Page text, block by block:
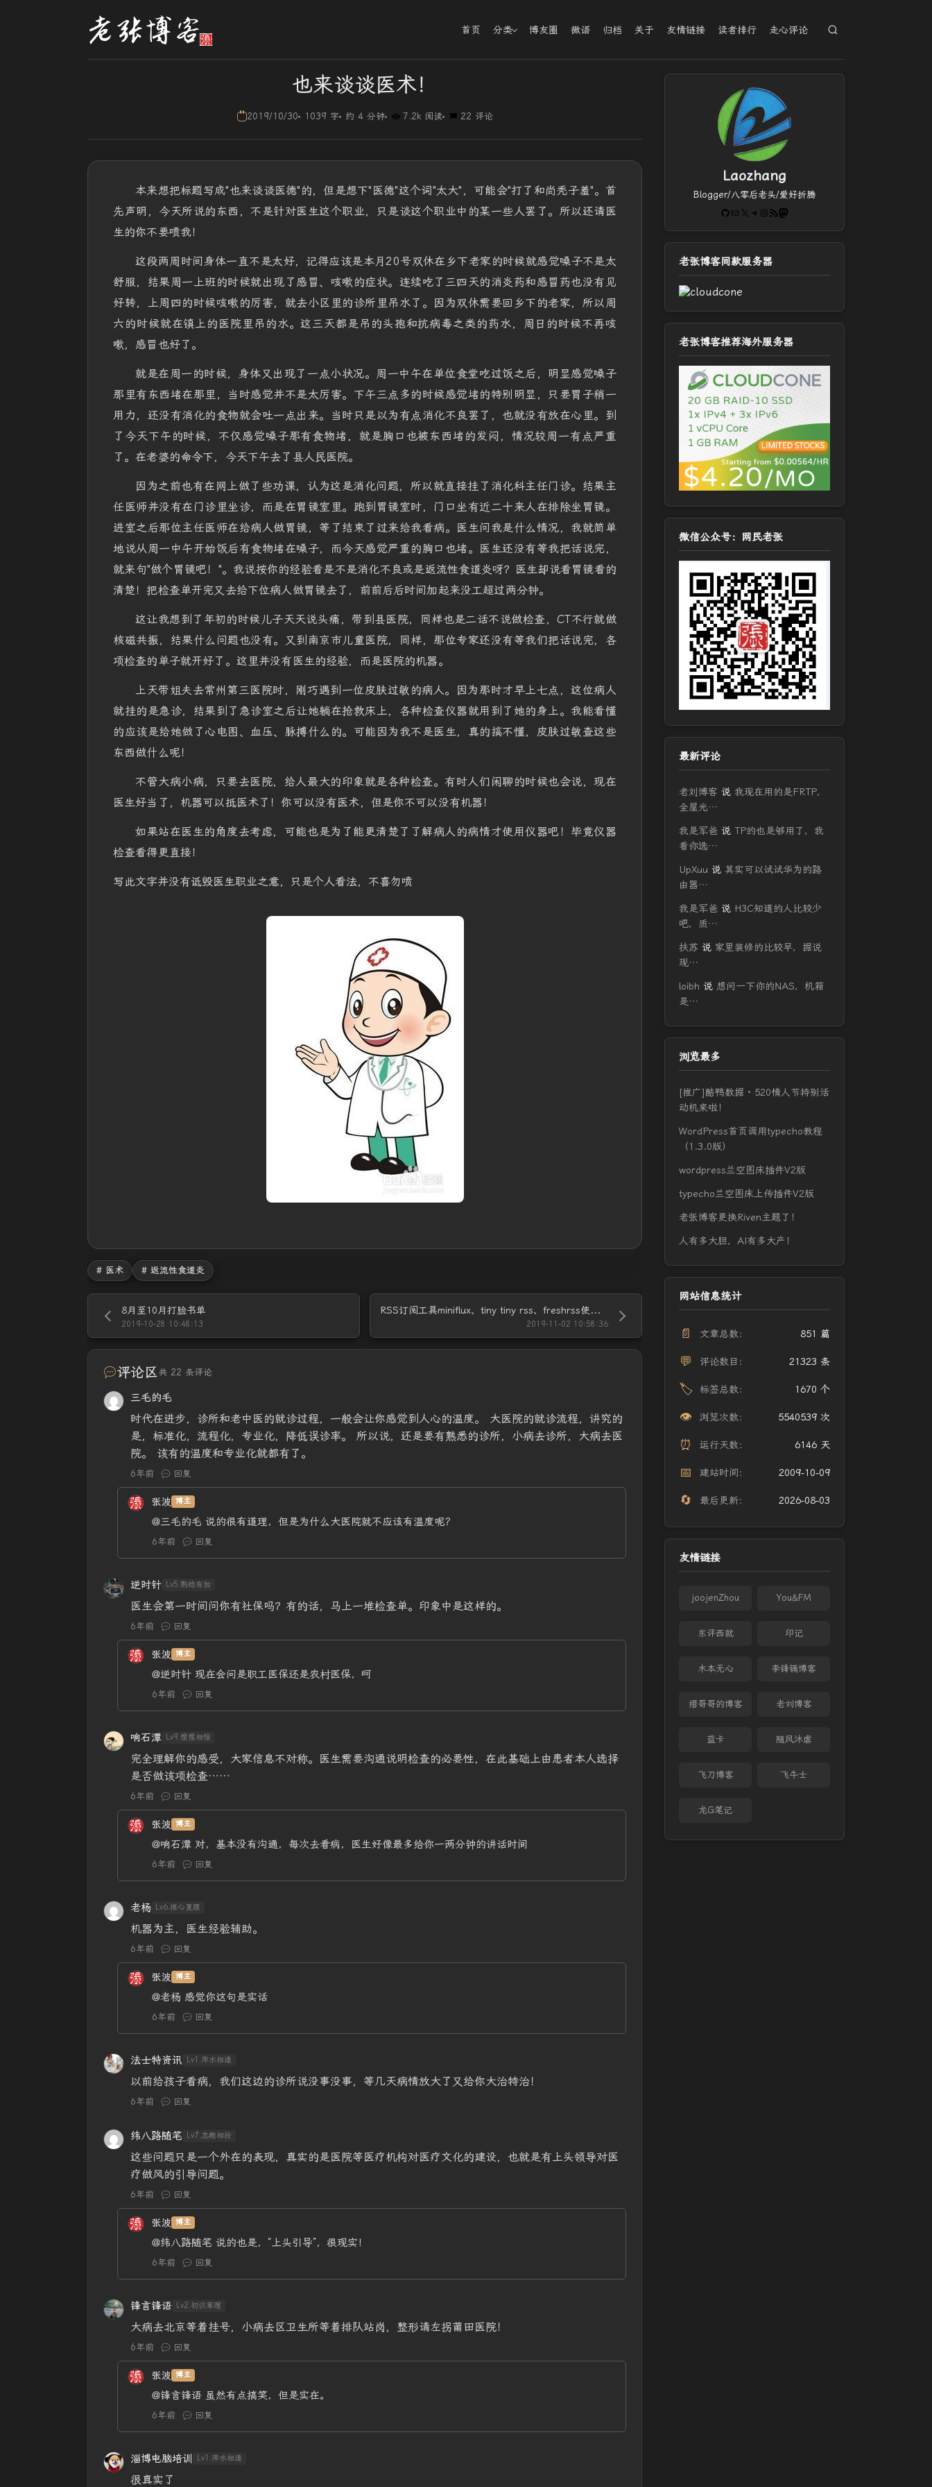
首页 分类 博友圈 微语 归档 关于 友情链接 读者排行 走心评论
也来谈谈医术！
2019/10/30 1039 字 约 4 分钟 7.2k 阅读 22 评论
本来想把标题写成"也来谈谈医德"的，但是想下"医德"这个词"太大"，可能会"打了和尚秃子羞"。首
先声明，今天所说的东西，不是针对医生这个职业，只是谈这个职业中的某一些人罢了。所以还请医
生的你不要喷我！
这段两周时间身体一直不是太好，记得应该是本月20号双休在乡下老家的时候就感觉嗓子不是太
舒服，结果周一上班的时候就出现了感冒、咳嗽的症状。连续吃了三四天的消炎药和感冒药也没有见
好转，上周四的时候咳嗽的厉害，就去小区里的诊所里吊水了。因为双休需要回乡下的老家，所以周
六的时候就在镇上的医院里吊的水。这三天都是吊的头孢和抗病毒之类的药水，周日的时候不再咳
嗽，感冒也好了。
就是在周一的时候，身体又出现了一点小状况。周一中午在单位食堂吃过饭之后，明显感觉嗓子
那里有东西堵在那里，当时感觉并不是太厉害。下午三点多的时候感觉堵的特别明显，只要胃子稍一
用力，还没有消化的食物就会吐一点出来。当时只是以为有点消化不良罢了，也就没有放在心里。到
了今天下午的时候，不仅感觉嗓子那有食物堵，就是胸口也被东西堵的发闷，情况较周一有点严重
了。在老婆的命令下，今天下午去了县人民医院。
因为之前也有在网上做了些功课，认为这是消化问题，所以就直接挂了消化科主任门诊。结果主
任医师并没有在门诊里坐诊，而是在胃镜室里。跑到胃镜室时，门口坐有近二十来人在排除坐胃镜。
进室之后那位主任医师在给病人做胃镜，等了结束了过来给我看病。医生问我是什么情况，我就简单
地说从周一中午开始饭后有食物堵在嗓子，而今天感觉严重的胸口也堵。医生还没有等我把话说完，
就来句"做个胃镜吧！"。我说按你的经验看是不是消化不良或是返流性食道炎呀？医生却说看胃镜看的
清楚！把检查单开完又去给下位病人做胃镜去了，前前后后时间加起来没工超过两分钟。
这让我想到了年初的时候儿子天天说头痛，带到县医院，同样也是二话不说做检查，CT不行就做
核磁共振，结果什么问题也没有。又到南京市儿童医院，同样，那位专家还没有等我们把话说完，各
项检查的单子就开好了。这里并没有医生的经验，而是医院的机器。
上天带姐夫去常州第三医院时，刚巧遇到一位皮肤过敏的病人。因为那时才早上七点，这位病人
就挂的是急诊，结果到了急诊室之后让她躺在抢救床上，各种检查仪器就用到了她的身上。我能看懂
的应该是给她做了心电图、血压、脉搏什么的。可能因为我不是医生，真的搞不懂，皮肤过敏查这些
东西做什么呢！
不管大病小病，只要去医院，给人最大的印象就是各种检查。有时人们闲聊的时候也会说，现在
医生好当了，机器可以抵医术了！你可以没有医术，但是你不可以没有机器！
如果站在医生的角度去考虑，可能也是为了能更清楚了了解病人的病情才使用仪器吧！毕竟仪器
检查看得更直接！
写此文字并没有诋毁医生职业之意，只是个人看法，不喜勿喷
# 医术 # 返流性食道炎
8月至10月打脸书单
2019-10-28 10:48:13
RSS订阅工具miniflux、tiny tiny rss、freshrss使用体会
2019-11-02 10:58:36
评论区共 22 条评论
三毛的毛
时代在进步，诊所和老中医的就诊过程，一般会让你感觉到人心的温度。 大医院的就诊流程，讲究的
是，标准化，流程化，专业化，降低误诊率。 所以说，还是要有熟悉的诊所，小病去诊所，大病去医
院。 该有的温度和专业化就都有了。
6年前 回复
张波 博主
@三毛的毛 说的很有道理，但是为什么大医院就不应该有温度呢？
6年前 回复
逆时针 Lv5.熟稔有加
医生会第一时间问你有社保吗？有的话，马上一堆检查单。印象中是这样的。
6年前 回复
张波 博主
@逆时针 现在会问是职工医保还是农村医保，呵
6年前 回复
响石潭 Lv9.惺惺相惜
完全理解你的感受，大家信息不对称。医生需要沟通说明检查的必要性，在此基础上由患者本人选择
是否做该项检查……
6年前 回复
张波 博主
@响石潭 对，基本没有沟通，每次去看病，医生好像最多给你一两分钟的讲话时间
6年前 回复
老杨 Lv6.推心置腹
机器为主，医生经验辅助。
6年前 回复
张波 博主
@老杨 感觉你这句是实话
6年前 回复
法士特资讯 Lv1.萍水相逢
以前给孩子看病，我们这边的诊所说没事没事，等几天病情放大了又给你大治特治！
6年前 回复
纬八路随笔 Lv7.志趣相投
这些问题只是一个外在的表现，真实的是医院等医疗机构对医疗文化的建设，也就是有上头领导对医
疗做风的引导问题。
6年前 回复
张波 博主
@纬八路随笔 说的也是，“上头引导”，很现实！
6年前 回复
锋言锋语 Lv2.初识寒暄
大病去北京等着挂号，小病去区卫生所等着排队站岗，整形请左拐莆田医院！
6年前 回复
张波 博主
@锋言锋语 虽然有点搞笑，但是实在。
6年前 回复
淄博电脑培训 Lv1.萍水相逢
很真实了
Laozhang
Blogger/八零后老头/爱好折腾
GitHub
电子邮件 X Telegram
Instagram
RSS FeedMastodon
老张博客同款服务器
老张博客推荐海外服务器
微信公众号：网民老张
最新评论
老刘博客 说 我现在用的是FRTP，
全屋光…
我是军爸 说 TP的也是够用了，我
看你选…
UpXuu 说 其实可以试试华为的路
由器…
我是军爸 说 H3C知道的人比较少
吧，质…
扶苏 说 家里装修的比较早，据说
现…
loibh 说 想问一下你的NAS，机箱
是…
浏览最多
[推广]酷鸭数据 · 520情人节特别活
动机来啦！
WordPress首页调用typecho教程
（1.3.0版）
wordpress兰空图床插件V2版
typecho兰空图床上传插件V2版
老张博客更换Riven主题了！
人有多大胆，AI有多大产！
网站信息统计
📄 文章总数： 851 篇
💬 评论数目： 21323 条
🏷️ 标签总数： 1670 个
👁️ 浏览次数： 5540539 次
⏰ 运行天数： 6146 天
📅 建站时间： 2009-10-09
🔄 最后更新： 2026-08-03
友情链接
joojenZhou You&FM
东评西就 印记
木本无心 李锋镝博客
缙哥哥的博客 老刘博客
蓝卡 随风沐虐
飞刀博客 飞牛士
龙G笔记